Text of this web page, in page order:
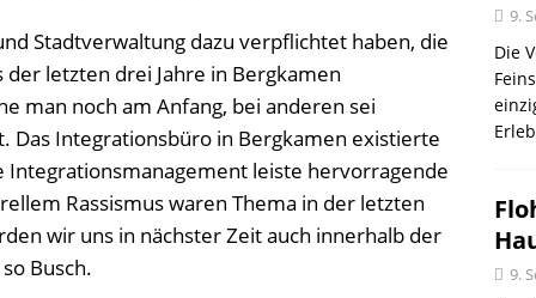
Stadtverwaltung dazu verpflichtet haben, die
letzten drei Jahre in Bergkamen
man noch am Anfang, bei anderen sei
Das Integrationsbüro in Bergkamen existierte
Integrationsmanagement leiste hervorragende
Rassismus waren Thema in der letzten
wir uns in nächster Zeit auch innerhalb der
Busch.
9.
Die
9.